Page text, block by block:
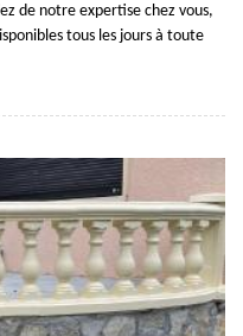
de notre expertise chez vous,
tous les jours à toute